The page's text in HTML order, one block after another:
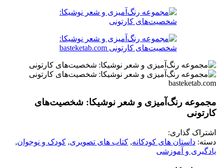
مجموعه رنگ‌آمیزی و شعر نوشیکا: شخصیت‌های
کارتونی
اشتراک گذاری:
دسته: داستان های کودکانه, کتاب های تصویری, کودک و نوجوان,
یادگیری و آموزشی